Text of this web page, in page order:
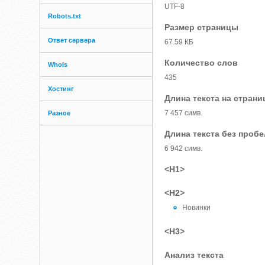
Robots.txt
Ответ сервера
Whois
Хостинг
Разное
UTF-8
Размер страницы
67.59 КБ
Количество слов
435
Длина текста на
7 457 симв.
Длина текста без
6 942 симв.
<H1>
<H2>
Новинки
<H3>
Анализ текста